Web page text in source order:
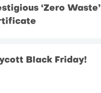
‘Zero Waste’
Black Friday!